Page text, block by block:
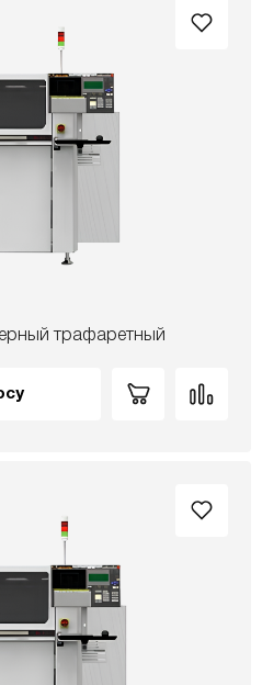
трафаретный